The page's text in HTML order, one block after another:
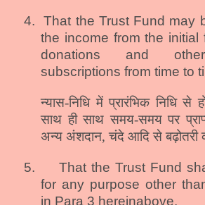
4.
That the Trust Fund may
the income from the
donations and other
subscriptions from time to
न्यास-निधि में प्रारंभिक निधि
साथ ही साथ समय-समय पर
अन्य अंशदान, चंदे आदि से बढ़ोतरी
5.
That the Trust Fund
for any purpose other
in Para 3 hereinabove.